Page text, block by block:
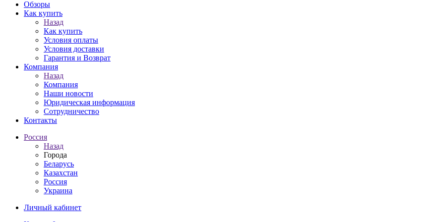
Обзоры
Как купить
Назад
Как купить
Условия оплаты
Условия доставки
Гарантия и Возврат
Компания
Назад
Компания
Наши новости
Юридическая информация
Сотрудничество
Контакты
Россия
Назад
Города
Беларусь
Казахстан
Россия
Украина
Личный кабинет